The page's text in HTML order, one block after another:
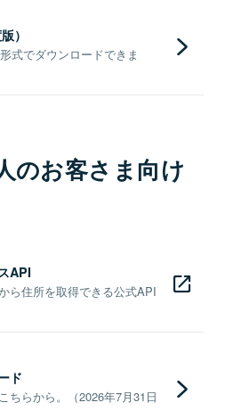
）
式でダウンロードできま
のお客さま向け
API
ら住所を取得できる公式API
ド
ちらから。（2026年7月31日